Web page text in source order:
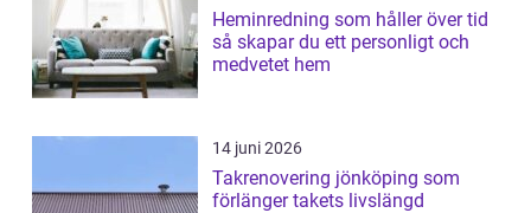
Heminredning som håller över tid
så skapar du ett personligt och
medvetet hem
14 juni 2026
Takrenovering jönköping som
förlänger takets livslängd